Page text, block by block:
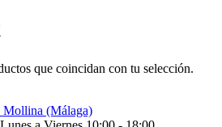
que coincidan con tu selección.
Mollina (Málaga)